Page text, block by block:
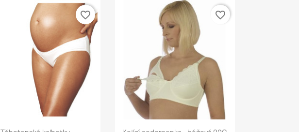
Rychlý náhled
favorite_border
Rychlý náhled
favorite_border